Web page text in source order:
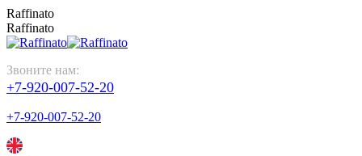
Перейти
к
содержанию
Raffinato
Raffinato
Звоните нам:
+7-920-007-52-20
+7-920-007-52-20